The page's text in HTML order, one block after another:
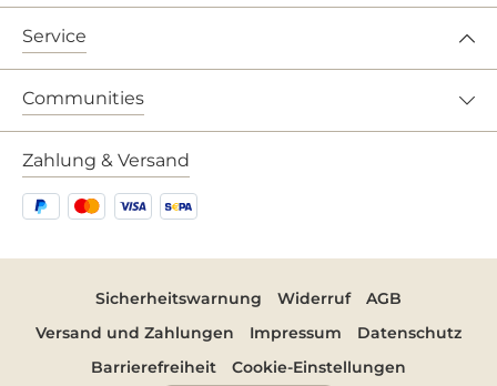
Service
Communities
Zahlung & Versand
Sicherheitswarnung Widerruf
AGB
Versand und Zahlungen
Impressum
Datenschutz
Barrierefreiheit
Cookie-Einstellungen